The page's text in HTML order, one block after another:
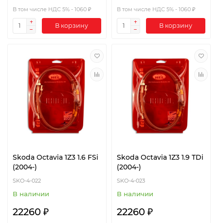
В том числе НДС 5% - 1060 ₽
В корзину
В том числе НДС 5% - 1060 ₽
В корзину
Skoda Octavia 1Z3 1.6 FSi
(2004-)
SKO-4-022
В наличии
22260 ₽
Skoda Octavia 1Z3 1.9 TDi
(2004-)
SKO-4-023
В наличии
22260 ₽